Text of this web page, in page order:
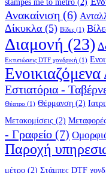
stampes me to metro (2)
Ανακαίνιση (6)
Δίκυκλα (5) Βίδες (1)
Διαμονή (23)
Εκτυπώσεις DTF χονδρική (1)
Εστιατόρια -
Θέατρο (1) Θέρμανση (2)
Μετακομίσεις (2) Μεταφορές
- Γραφείο (7)
Παροχή
μέτρο (2) Στάμπες DTF